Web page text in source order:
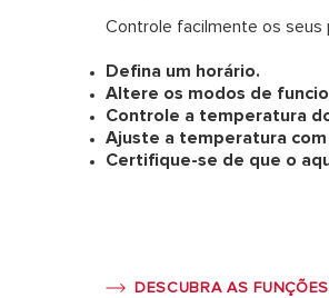
Controle facilmente os
Defina um horário.
Altere os modos de
Controle a temperatura
Ajuste a temperatura
Certifique-se de que o
DESCUBRA AS